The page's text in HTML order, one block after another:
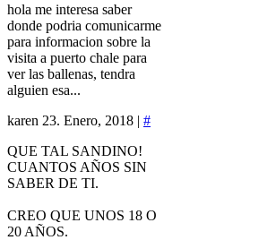
hola me interesa saber
donde podria comunicarme
para informacion sobre la
visita a puerto chale para
ver las ballenas, tendra
alguien esa...
karen 23. Enero, 2018 | #
QUE TAL SANDINO!
CUANTOS AÑOS SIN
SABER DE TI.
CREO QUE UNOS 18 O
20 AÑOS.